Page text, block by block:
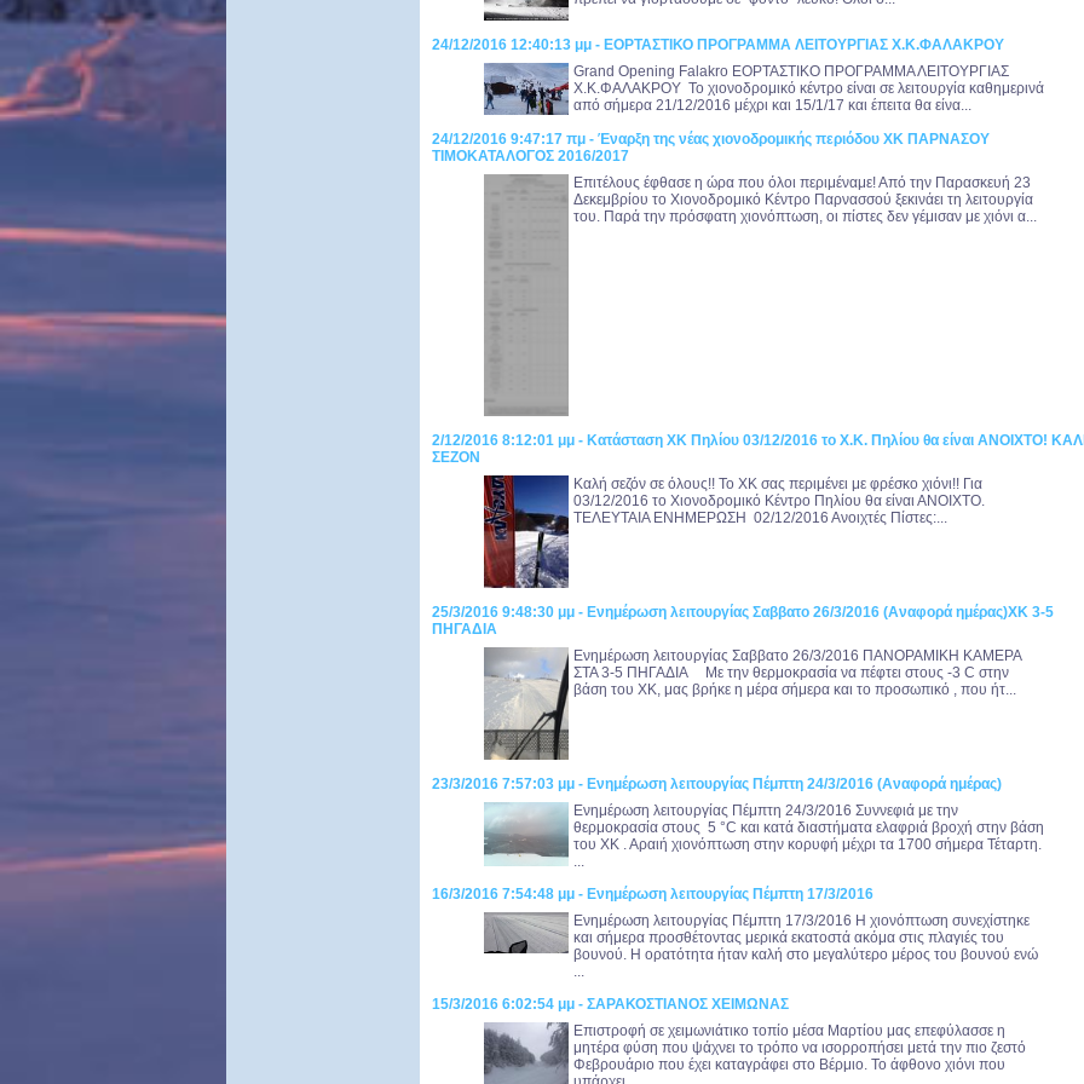
24/12/2016 12:40:13 μμ - ΕΟΡΤΑΣΤΙΚΟ ΠΡΟΓΡΑΜΜΑ ΛΕΙΤΟΥΡΓΙΑΣ Χ.Κ.ΦΑΛΑΚΡΟΥ
Grand Opening Falakro ΕΟΡΤΑΣΤΙΚΟ ΠΡΟΓΡΑΜΜΑ ΛΕΙΤΟΥΡΓΙΑΣ
Χ.Κ.ΦΑΛΑΚΡΟΥ Το χιονοδρομικό κέντρο είναι σε λειτουργία καθημερινά
από σήμερα 21/12/2016 μέχρι και 15/1/17 και έπειτα θα είνα...
24/12/2016 9:47:17 πμ - Έναρξη της νέας χιονοδρομικής περιόδου ΧΚ ΠΑΡΝΑΣΟΥ
ΤΙΜΟΚΑΤΑΛΟΓΟΣ 2016/2017
Επιτέλους έφθασε η ώρα που όλοι περιμέναμε! Από την Παρασκευή 23
Δεκεμβρίου το Χιονοδρομικό Κέντρο Παρνασσού ξεκινάει τη λειτουργία
του. Παρά την πρόσφατη χιονόπτωση, οι πίστες δεν γέμισαν με χιόνι α...
2/12/2016 8:12:01 μμ - Κατάσταση ΧΚ Πηλίου 03/12/2016 το Χ.Κ. Πηλίου θα είναι ΑΝΟΙΧΤΟ!
ΣΕΖΟΝ
Kαλή σεζόν σε όλους!! Το ΧΚ σας περιμένει με φρέσκο χιόνι!! Για
03/12/2016 το Χιονοδρομικό Κέντρο Πηλίου θα είναι ΑΝΟΙΧΤΟ.
ΤΕΛΕΥΤΑΙΑ ΕΝΗΜΕΡΩΣΗ 02/12/2016 Ανοιχτές Πίστες:...
25/3/2016 9:48:30 μμ - Ενημέρωση λειτουργίας Σαββατο 26/3/2016 (Αναφορά ημέρας)XK 3-5
ΠΗΓΑΔΙΑ
Ενημέρωση λειτουργίας Σαββατο 26/3/2016 ΠΑΝΟΡΑΜΙΚΗ ΚΑΜΕΡΑ
ΣΤΑ 3-5 ΠΗΓΑΔΙΑ Με την θερμοκρασία να πέφτει στους -3 C στην
βάση του ΧΚ, μας βρήκε η μέρα σήμερα και το προσωπικό , που ήτ...
23/3/2016 7:57:03 μμ - Ενημέρωση λειτουργίας Πέμπτη 24/3/2016 (Αναφορά ημέρας)
Ενημέρωση λειτουργίας Πέμπτη 24/3/2016 Συννεφιά με την
θερμοκρασία στους 5 °C και κατά διαστήματα ελαφριά βροχή στην βάση
του ΧΚ . Αραιή χιονόπτωση στην κορυφή μέχρι τα 1700 σήμερα Τέταρτη.
...
16/3/2016 7:54:48 μμ - Ενημέρωση λειτουργίας Πέμπτη 17/3/2016
Ενημέρωση λειτουργίας Πέμπτη 17/3/2016 Η χιονόπτωση συνεχίστηκε
και σήμερα προσθέτοντας μερικά εκατοστά ακόμα στις πλαγιές του
βουνού. Η ορατότητα ήταν καλή στο μεγαλύτερο μέρος του βουνού ενώ
...
15/3/2016 6:02:54 μμ - ΣΑΡΑΚΟΣΤΙΑΝΟΣ ΧΕΙΜΩΝΑΣ
Επιστροφή σε χειμωνιάτικο τοπίο μέσα Μαρτίου μας επεφύλασσε η
μητέρα φύση που ψάχνει το τρόπο να ισορροπήσει μετά την πιο ζεστό
Φεβρουάριο που έχει καταγράφει στο Βέρμιο. Το άφθονο χιόνι που